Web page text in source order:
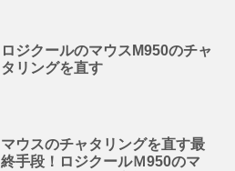
ロジクールのマウスM950のチャ
タリングを直す
マウスのチャタリングを直す最
終手段！ロジクールＭ950のマ